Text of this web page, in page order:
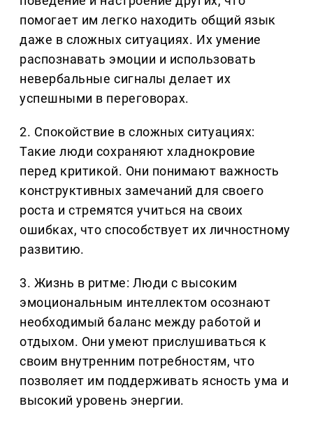
помогает им легко находить общий язык
даже в сложных ситуациях. Их умение
распознавать эмоции и использовать
невербальные сигналы делает их
успешными в переговорах.
2. Спокойствие в сложных ситуациях:
Такие люди сохраняют хладнокровие
перед критикой. Они понимают важность
конструктивных замечаний для своего
роста и стремятся учиться на своих
ошибках, что способствует их личностному
развитию.
3. Жизнь в ритме: Люди с высоким
эмоциональным интеллектом осознают
необходимый баланс между работой и
отдыхом. Они умеют прислушиваться к
своим внутренним потребностям, что
позволяет им поддерживать ясность ума и
высокий уровень энергии.